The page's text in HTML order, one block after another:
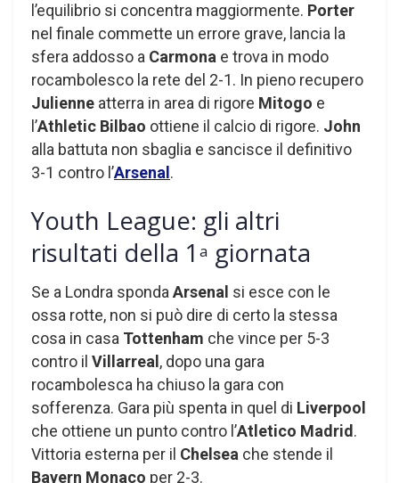
l’equilibrio si concentra maggiormente. Porter
nel finale commette un errore grave, lancia la
sfera addosso a Carmona e trova in modo
rocambolesco la rete del 2-1. In pieno recupero
Julienne atterra in area di rigore Mitogo e
l’Athletic Bilbao ottiene il calcio di rigore. John
alla battuta non sbaglia e sancisce il definitivo
3-1 contro l’Arsenal .
Youth League: gli altri
risultati della 1 a giornata
Se a Londra spondaArsenal si esce con le
ossa rotte, non si può dire di certo la stessa
cosa in casa Tottenham che vince per 5-3
contro il Villarreal , dopo una gara
rocambolesca ha chiuso la gara con
sofferenza. Gara più spenta in quel di Liverpool
che ottiene un punto contro l’Atletico Madrid.
Vittoria esterna per il Chelsea che stende il
Bayern Monaco per 2-3.